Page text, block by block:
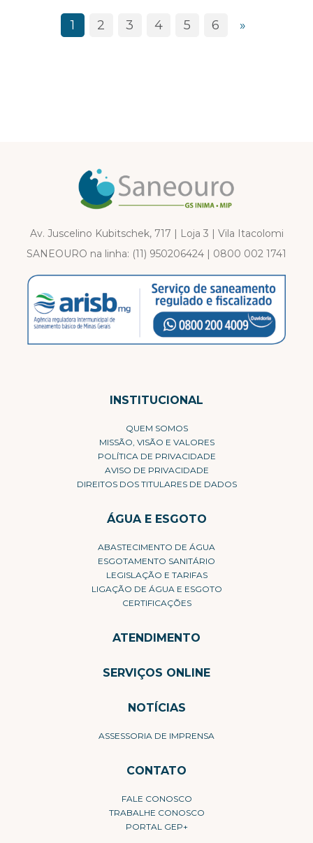
1 2 3 4 5 6 »
Av. Juscelino Kubitschek, 717 | Loja 3 | Vila Itacolomi
SANEOURO na linha: (11) 950206424 | 0800 002 1741
INSTITUCIONAL
QUEM SOMOS
MISSÃO, VISÃO E VALORES
POLÍTICA DE PRIVACIDADE
AVISO DE PRIVACIDADE
DIREITOS DOS TITULARES DE DADOS
ÁGUA E ESGOTO
ABASTECIMENTO DE ÁGUA
ESGOTAMENTO SANITÁRIO
LEGISLAÇÃO E TARIFAS
LIGAÇÃO DE ÁGUA E ESGOTO
CERTIFICAÇÕES
ATENDIMENTO
SERVIÇOS ONLINE
NOTÍCIAS
ASSESSORIA DE IMPRENSA
CONTATO
FALE CONOSCO
TRABALHE CONOSCO
PORTAL GEP+